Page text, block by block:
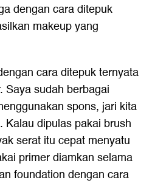
dengan cara ditepuk
makeup yang
cara ditepuk ternyata
Saya sudah berbagai
spons, jari kita
Kalau dipulas pakai brush
serat itu cepat menyatu
primer diamkan selama
foundation dengan cara